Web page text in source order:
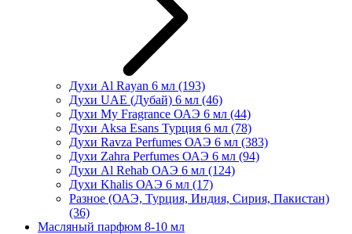
Духи Al Rayan 6 мл (193)
Духи UAE (Дубай) 6 мл (46)
Духи My Fragrance ОАЭ 6 мл (44)
Духи Aksa Esans Турция 6 мл (78)
Духи Ravza Perfumes ОАЭ 6 мл (383)
Духи Zahra Perfumes ОАЭ 6 мл (94)
Духи Al Rehab ОАЭ 6 мл (124)
Духи Khalis ОАЭ 6 мл (17)
Разное (ОАЭ, Турция, Индия, Сирия, Пакистан)
(36)
Масляный парфюм 8-10 мл